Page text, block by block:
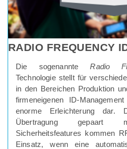
RADIO FREQUENCY
Die sogenannteRadio
Technologie stellt für
in den Bereichen Produktion
firmeneigenen ID-
enorme Erleichterung dar.
Übertragung gepaart
Sicherheitsfeatures kommen
Einsatz, wenn eine